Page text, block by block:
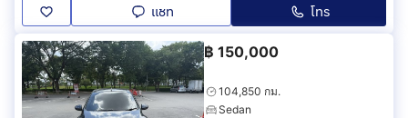
แชท โทร
฿ 150,000
104,850 กม.
Sedan